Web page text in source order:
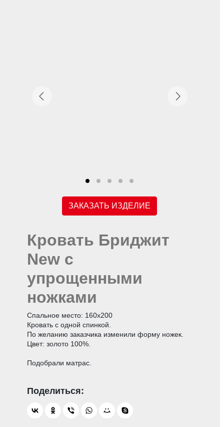
ЗАКАЗАТЬ ИЗДЕЛИЕ
Кровать Бриджит
New с
упрощенными
ножками
Спальное место: 160х200
Кровать с одной спинкой.
По желанию заказчика изменили форму ножек.
Цвет: золото 100%.
Подобрали матрас.